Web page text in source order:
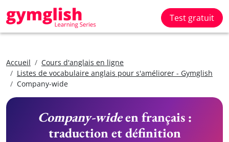
Test gratuit
Accueil
Cours d'anglais en ligne
Listes de vocabulaire anglais pour s'améliorer - Gymglish
Company-wide
Company-wideen français :
traduction et définition